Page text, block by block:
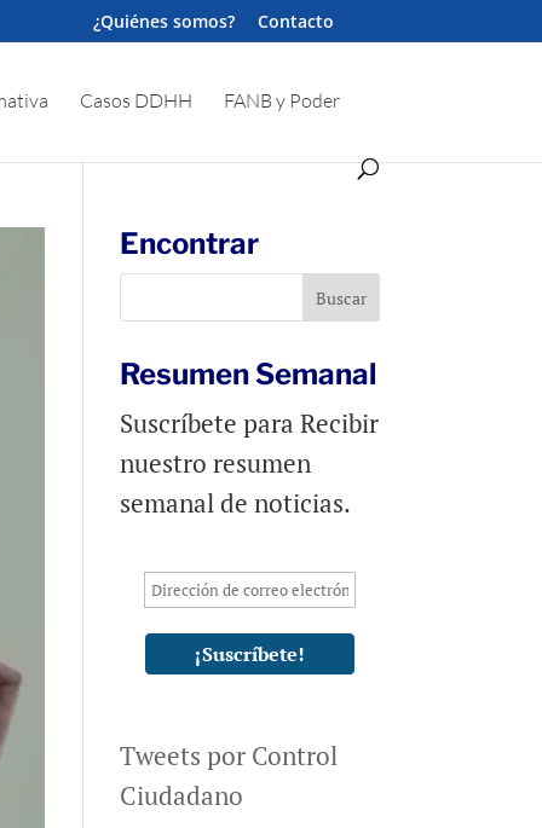
¿Quiénes somos? Contacto
Casos DDHH FANB y Poder
Encontrar
Resumen Semanal
Suscríbete para Recibir
nuestro resumen
semanal de noticias.
Tweets por Control
Ciudadano